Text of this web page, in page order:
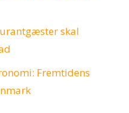
skal
Fremtidens